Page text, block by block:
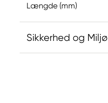
Længde (mm)
Sikkerhed og Miljø